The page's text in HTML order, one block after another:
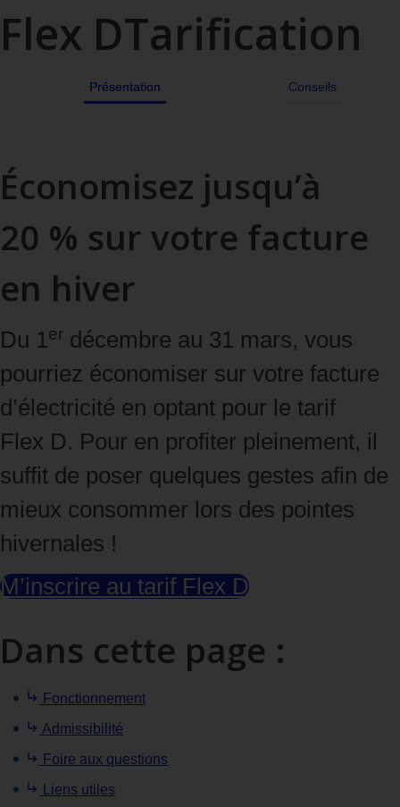
Flex DTarification
Présentation Conseils
Économisez jusqu’à
20 % sur votre facture
en hiver
Du 1er décembre au 31 mars, vous
pourriez économiser sur votre facture
d’électricité en optant pour le tarif
Flex D. Pour en profiter pleinement, il
suffit de poser quelques gestes afin de
mieux consommer lors des pointes
hivernales !
M’inscrire au tarif Flex D
Dans cette page :
Fonctionnement
Admissibilité
Foire aux questions
Liens utiles